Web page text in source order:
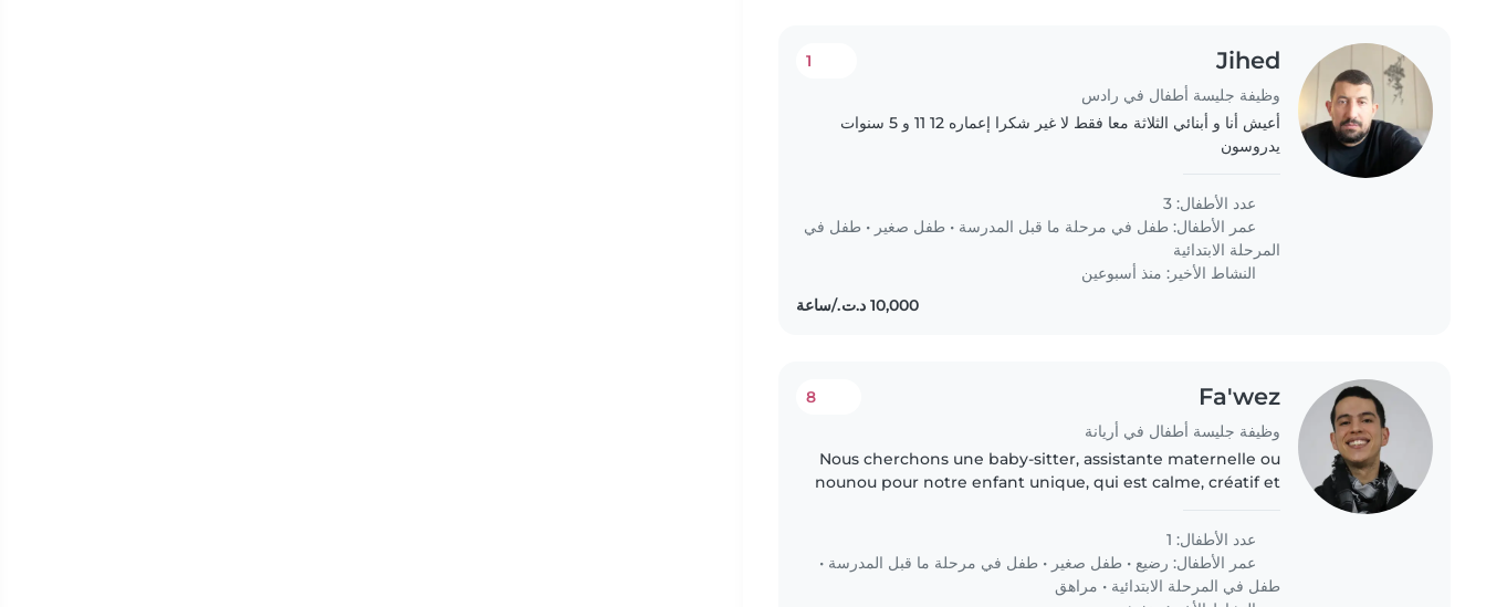
Jihed
وظيفة جليسة أطفال في رادس
1
أعيش أنا و أبنائي الثلاثة معا فقط لا غير شكرا إعماره 12 11 و 5 سنوات
يدروسون
عدد الأطفال: 3
عمر الأطفال: طفل في مرحلة ما قبل المدرسة • طفل صغير • طفل في
المرحلة الابتدائية
النشاط الأخير: منذ أسبوعين
Fa'wez
وظيفة جليسة أطفال في أريانة
8
Nous cherchons une baby-sitter, assistante maternelle ou
nounou pour notre enfant unique, qui est calme, créatif et
animaux,..
عدد الأطفال: 1
عمر الأطفال: رضيع • طفل صغير • طفل في مرحلة ما قبل المدرسة •
طفل في المرحلة الابتدائية • مراهق